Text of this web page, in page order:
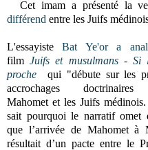
Cet imam a présenté la
différend entre les Juifs
L'essayisteBat Ye'or a
filmJuifs et musulmans - Si
proche qui "débute sur les
accrochages
Mahomet et les Juifs
sait pourquoi le narratif omet
que l’arrivée de Mahomet à
résultait d’un pacte entre le